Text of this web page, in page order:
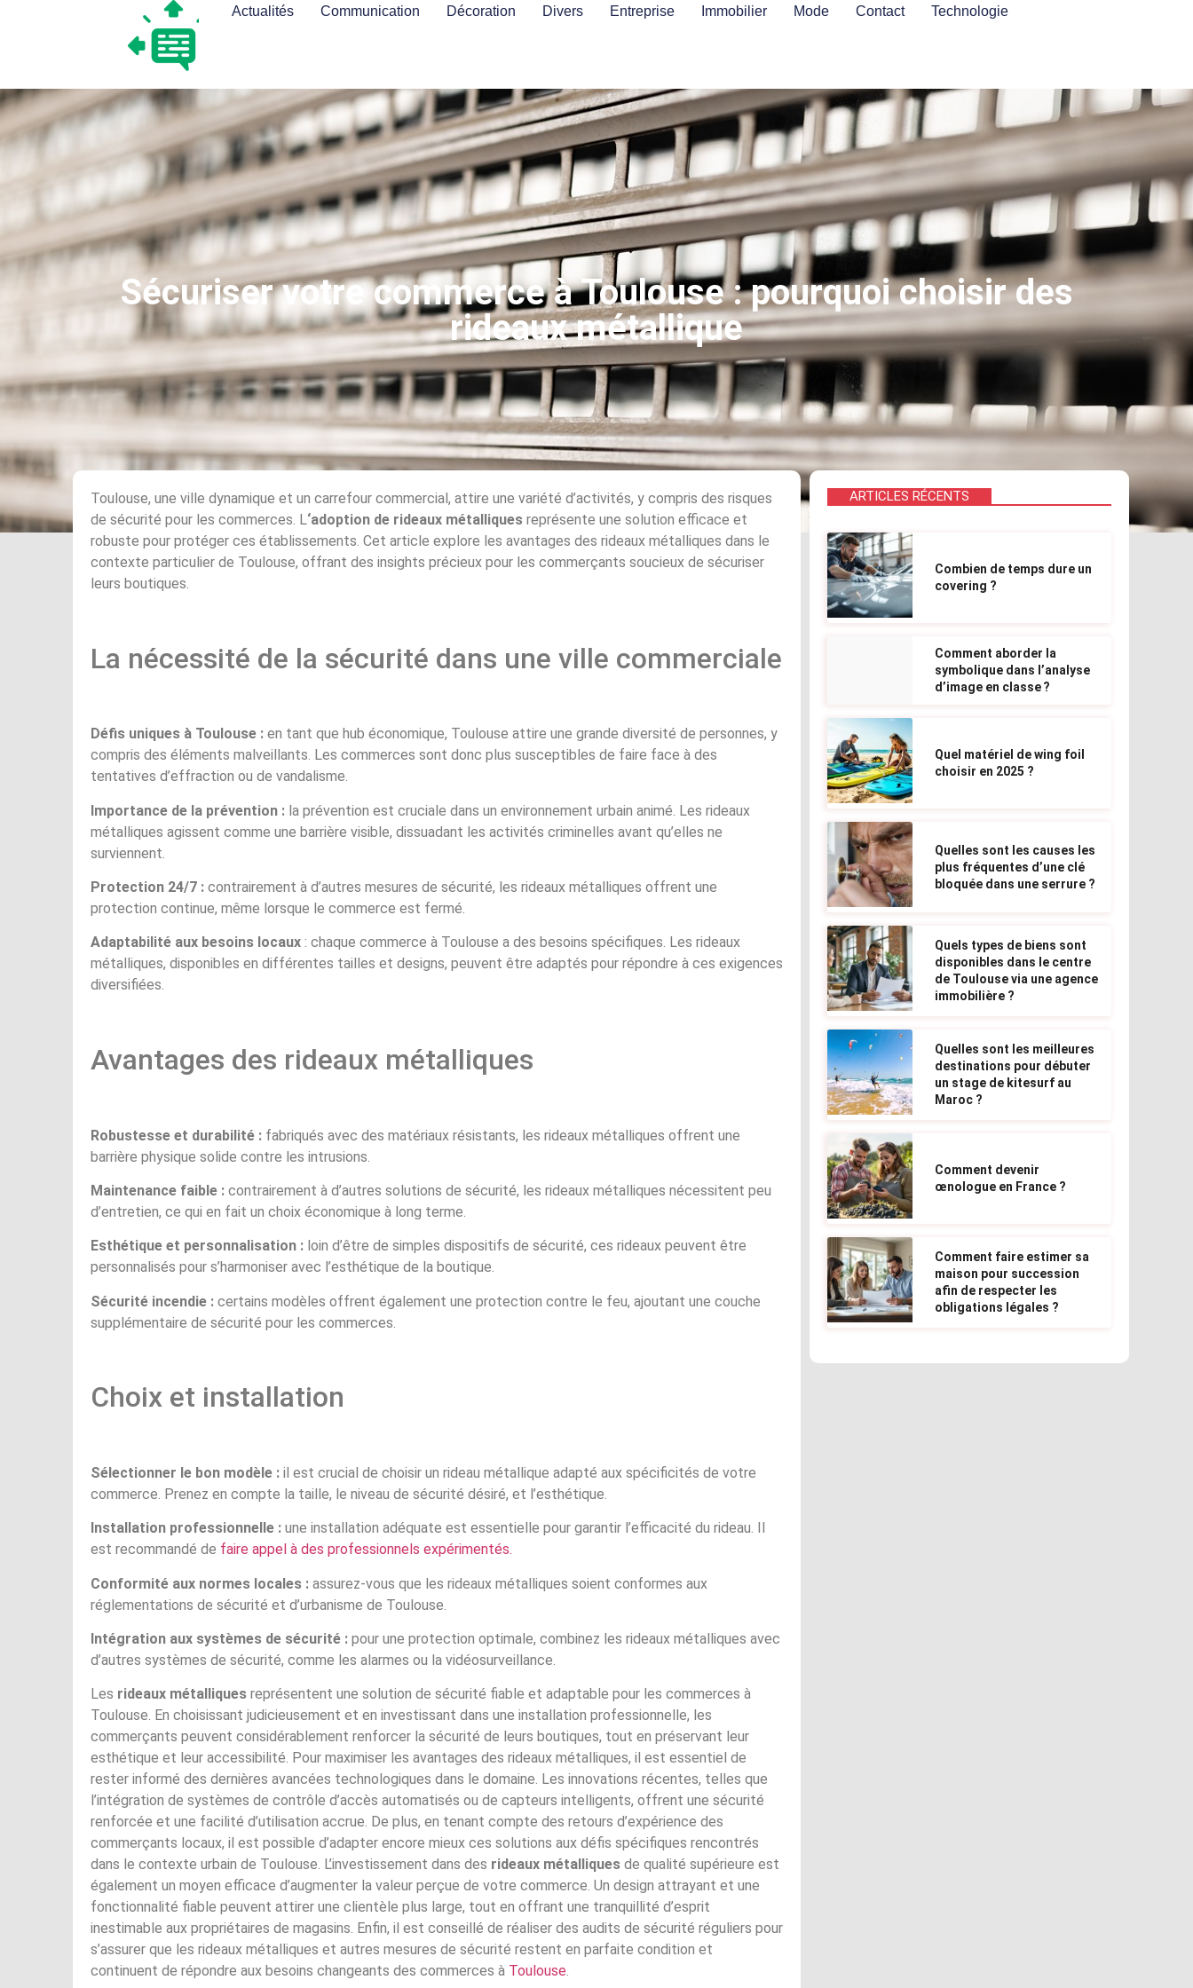
Actualités Communication Décoration Divers Entreprise Immobilier Mode Contact Technologie
Sécuriser votre commerce à Toulouse : pourquoi choisir des
rideaux métallique
Toulouse, une ville dynamique et un carrefour commercial, attire une variété d’activités, y compris des risques
de sécurité pour les commerces. L‘adoption de rideaux métalliques représente une solution efficace et
robuste pour protéger ces établissements. Cet article explore les avantages des rideaux métalliques dans le
contexte particulier de Toulouse, offrant des insights précieux pour les commerçants soucieux de sécuriser
leurs boutiques.
La nécessité de la sécurité dans une ville commerciale
Défis uniques à Toulouse : en tant que hub économique, Toulouse attire une grande diversité de personnes, y
compris des éléments malveillants. Les commerces sont donc plus susceptibles de faire face à des
tentatives d’effraction ou de vandalisme.
Importance de la prévention : la prévention est cruciale dans un environnement urbain animé. Les rideaux
métalliques agissent comme une barrière visible, dissuadant les activités criminelles avant qu’elles ne
surviennent.
Protection 24/7 : contrairement à d’autres mesures de sécurité, les rideaux métalliques offrent une
protection continue, même lorsque le commerce est fermé.
Adaptabilité aux besoins locaux : chaque commerce à Toulouse a des besoins spécifiques. Les rideaux
métalliques, disponibles en différentes tailles et designs, peuvent être adaptés pour répondre à ces exigences
diversifiées.
Avantages des rideaux métalliques
Robustesse et durabilité : fabriqués avec des matériaux résistants, les rideaux métalliques offrent une
barrière physique solide contre les intrusions.
Maintenance faible : contrairement à d’autres solutions de sécurité, les rideaux métalliques nécessitent peu
d’entretien, ce qui en fait un choix économique à long terme.
Esthétique et personnalisation : loin d’être de simples dispositifs de sécurité, ces rideaux peuvent être
personnalisés pour s’harmoniser avec l’esthétique de la boutique.
Sécurité incendie : certains modèles offrent également une protection contre le feu, ajoutant une couche
supplémentaire de sécurité pour les commerces.
Choix et installation
Sélectionner le bon modèle : il est crucial de choisir un rideau métallique adapté aux spécificités de votre
commerce. Prenez en compte la taille, le niveau de sécurité désiré, et l’esthétique.
Installation professionnelle : une installation adéquate est essentielle pour garantir l’efficacité du rideau. Il
est recommandé de faire appel à des professionnels expérimentés.
Conformité aux normes locales : assurez-vous que les rideaux métalliques soient conformes aux
réglementations de sécurité et d’urbanisme de Toulouse.
Intégration aux systèmes de sécurité : pour une protection optimale, combinez les rideaux métalliques avec
d’autres systèmes de sécurité, comme les alarmes ou la vidéosurveillance.
Les rideaux métalliques représentent une solution de sécurité fiable et adaptable pour les commerces à
Toulouse. En choisissant judicieusement et en investissant dans une installation professionnelle, les
commerçants peuvent considérablement renforcer la sécurité de leurs boutiques, tout en préservant leur
esthétique et leur accessibilité. Pour maximiser les avantages des rideaux métalliques, il est essentiel de
rester informé des dernières avancées technologiques dans le domaine. Les innovations récentes, telles que
l’intégration de systèmes de contrôle d’accès automatisés ou de capteurs intelligents, offrent une sécurité
renforcée et une facilité d’utilisation accrue. De plus, en tenant compte des retours d’expérience des
commerçants locaux, il est possible d’adapter encore mieux ces solutions aux défis spécifiques rencontrés
dans le contexte urbain de Toulouse. L’investissement dans des rideaux métalliques de qualité supérieure est
également un moyen efficace d’augmenter la valeur perçue de votre commerce. Un design attrayant et une
fonctionnalité fiable peuvent attirer une clientèle plus large, tout en offrant une tranquillité d’esprit
inestimable aux propriétaires de magasins. Enfin, il est conseillé de réaliser des audits de sécurité réguliers pour
s’assurer que les rideaux métalliques et autres mesures de sécurité restent en parfaite condition et
continuent de répondre aux besoins changeants des commerces à Toulouse.
ARTICLES RÉCENTS
Combien de temps dure un
covering ?
Comment aborder la
symbolique dans l’analyse
d’image en classe ?
Quel matériel de wing foil
choisir en 2025 ?
Quelles sont les causes les
plus fréquentes d’une clé
bloquée dans une serrure ?
Quels types de biens sont
disponibles dans le centre
de Toulouse via une agence
immobilière ?
Quelles sont les meilleures
destinations pour débuter
un stage de kitesurf au
Maroc ?
Comment devenir
œnologue en France ?
Comment faire estimer sa
maison pour succession
afin de respecter les
obligations légales ?